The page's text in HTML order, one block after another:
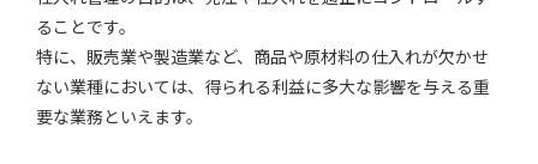
ることです。
特に、販売業や製造業など、商品や原材料の仕入れが欠かせ
ない業種においては、得られる利益に多大な影響を与える重
要な業務といえます。